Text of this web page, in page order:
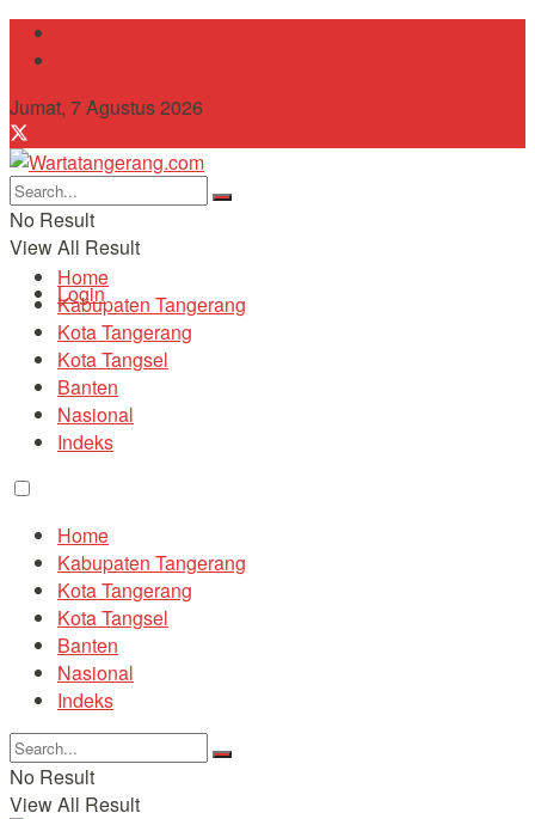
Jumat, 7 Agustus 2026
No Result
View All Result
Login
Home
Kabupaten Tangerang
Kota Tangerang
Kota Tangsel
Banten
Nasional
Indeks
Home
Kabupaten Tangerang
Kota Tangerang
Kota Tangsel
Banten
Nasional
Indeks
No Result
View All Result